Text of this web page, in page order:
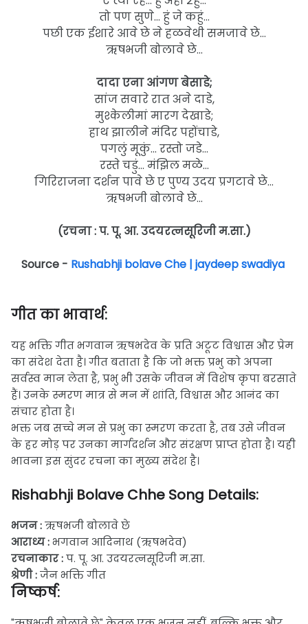
तो पण सुणे… हुं जे कहुं…
पछी एक ईशारे आवे छे ने हळवेथी समजावे छे…
ऋषभजी बोलावे छे…
दादा एना आंगण बेसाडे;
सांज सवारे रात अने दाडे,
मुश्केलीमां मारग देखाडे;
हाथ झालीने मंदिर पहोंचाडे,
पगलुं मूकुं… रस्तो जडे…
रस्ते चडुं… मंझिल मळे…
गिरिराजना दर्शन पावे छे ए पुण्य उदय प्रगटावे छे…
ऋषभजी बोलावे छे…
(रचना : प. पू. आ. उदयरत्नसूरिजी म.सा.)
Source - Rushabhji bolave Che | jaydeep swadiya
गीत का भावार्थ:
यह भक्ति गीत भगवान ऋषभदेव के प्रति अटूट विश्वास और प्रेम
का संदेश देता है। गीत बताता है कि जो भक्त प्रभु को अपना
सर्वस्व मान लेता है, प्रभु भी उसके जीवन में विशेष कृपा बरसाते
हैं। उनके स्मरण मात्र से मन में शांति, विश्वास और आनंद का
संचार होता है।
भक्त जब सच्चे मन से प्रभु का स्मरण करता है, तब उसे जीवन
के हर मोड़ पर उनका मार्गदर्शन और संरक्षण प्राप्त होता है। यही
भावना इस सुंदर रचना का मुख्य संदेश है।
Rishabhji Bolave Chhe Song Details:
भजन :ऋषभजी बोलावे छे
आराध्य :भगवान आदिनाथ (ऋषभदेव)
रचनाकार :प. पू. आ. उदयरत्नसूरिजी म.सा.
श्रेणी :जैन भक्ति गीत
निष्कर्ष: